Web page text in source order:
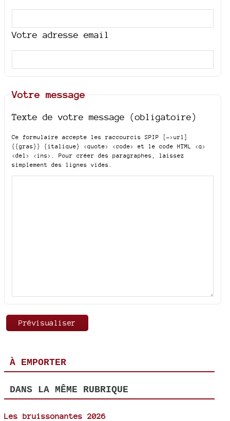
Votre adresse email
Votre message
Texte de votre message (obligatoire)
Ce formulaire accepte les raccourcis SPIP
[->url]
{{gras}} {italique} <quote> <code>
et le code HTML <q>
<del> <ins>
. Pour créer des paragraphes, laissez
simplement des lignes vides.
À EMPORTER
DANS LA MÊME RUBRIQUE
Les bruissonantes 2026